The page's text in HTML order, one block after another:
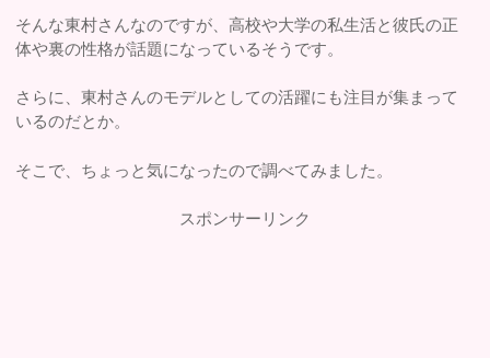
そんな東村さんなのですが、高校や大学の私生活と彼氏の正
体や裏の性格が話題になっているそうです。
さらに、東村さんのモデルとしての活躍にも注目が集まって
いるのだとか。
そこで、ちょっと気になったので調べてみました。
スポンサーリンク